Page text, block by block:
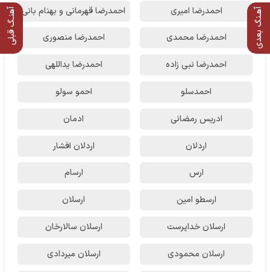
آهنـگ قبلی آهـنگ بعدی احمدرضا امیری احمدرضا قهرمانی و بهنام بانی
احمدرضا محمدی احمدرضا منصوری
احمدرضا نبی زاده احمدرضا یداللهی
احمدسلو احمو سولو
ادریس رمضانی ادمان
اردلان اردلان افشار
ارس ارسام
ارسطو امین ارسلان
ارسلان خداپرست ارسلان سالارخان
ارسلان محمودی ارسلان میردادی